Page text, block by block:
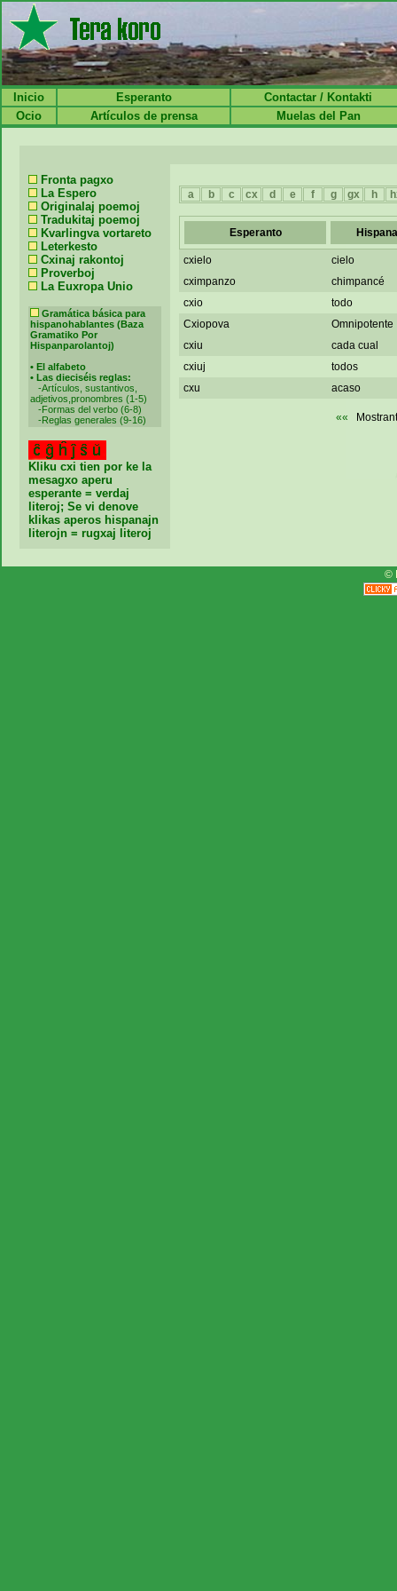
Inicio Esperanto
Contactar / Kontakti
Ocio
Artículos de prensa Muelas del Pan
Fronta pagxo
La Espero
Originalaj poemoj
Tradukitaj poemoj
Kvarlingva vortareto
Leterkesto
Cxinaj rakontoj
Proverboj
La Euxropa Unio
Gramática básica para
hispanohablantes (Baza
Gramatiko Por
Hispanparolantoj)
• El alfabeto
• Las dieciséis reglas:
-Artículos, sustantivos,
adjetivos,pronombres (1-5)
-Formas del verbo (6-8)
-Reglas generales (9-16)
Kliku cxi tien por ke la
mesagxo aperu
esperante = verdaj
literoj; Se vi denove
klikas aperos hispanajn
literojn = rugxaj literoj
a b c cx d e f g gx h
Esperanto
cxielo
cielo
cximpanzo
chimpancé
cxio
todo
Cxiopova
Omnipotente
cxiu
cada cual
cxiuj
todos
cxu
acaso
««
©